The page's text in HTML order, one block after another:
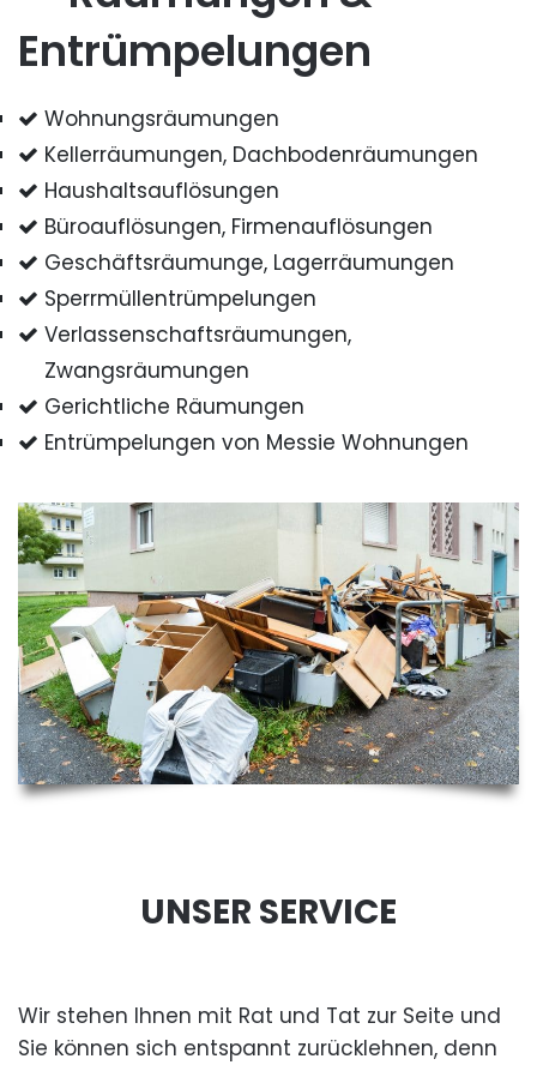
Entrümpelungen
Wohnungsräumungen
Kellerräumungen, Dachbodenräumungen
Haushaltsauflösungen
Büroauflösungen, Firmenauflösungen
Geschäftsräumunge, Lagerräumungen
Sperrmüllentrümpelungen
Verlassenschaftsräumungen,
Zwangsräumungen
Gerichtliche Räumungen
Entrümpelungen von Messie Wohnungen
UNSER SERVICE
Wir stehen Ihnen mit Rat und Tat zur Seite und
Sie können sich entspannt zurücklehnen, denn